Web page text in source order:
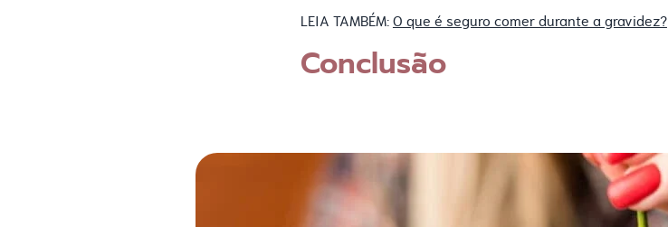
LEIA TAMBÉM:O que é seguro comer durante a gravidez?
Conclusão